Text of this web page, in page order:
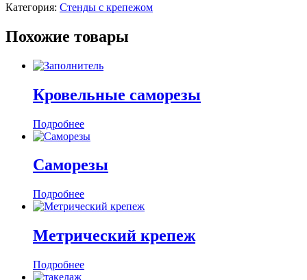
Категория: Стенды с крепежом
Похожие товары
Кровельные саморезы
Подробнее
Саморезы
Подробнее
Метрический крепеж
Подробнее